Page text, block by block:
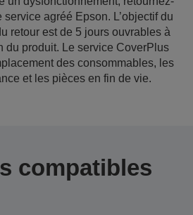
service agréé Epson. L’objectif du
retour est de 5 jours ouvrables à
du produit. Le service CoverPlus
des consommables, les
et les pièces en fin de vie.
compatibles